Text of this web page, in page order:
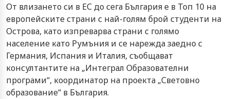
От влизането си в ЕС до сега България е в Топ 10 на
европейските страни с най-голям брой студенти на
Острова, като изпреварва страни с голямо
население като Румъния и се нарежда заедно с
Германия, Испания и Италия, съобщават
консултантите на „Интеграл Образователни
програми“, координатор на проекта „Световно
образование“ в България.